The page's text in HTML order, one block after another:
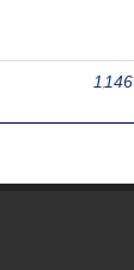
1,146